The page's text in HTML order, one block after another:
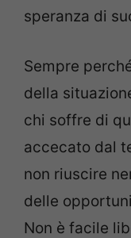
speranza di
Sempre
della
chi soffre di
accecato dal
non riuscire
delle
Non è facile